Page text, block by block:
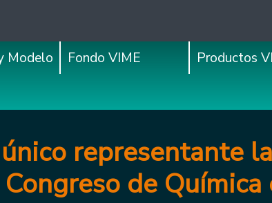
Modelo Fondo VIME Productos
representante
de Química